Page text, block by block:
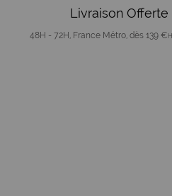
Livraison Offerte
48H - 72H, France Métro, dès 139 €